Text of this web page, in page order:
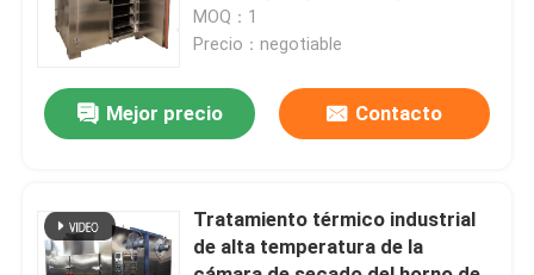
Noticias
Pida una cita
Granulador de lecho fluido
Dehydrate Machine
MOQ：1
Precio：negotiable
Mejor precio Contacto
Tratamiento térmico industrial
de alta temperatura de la